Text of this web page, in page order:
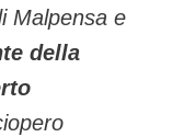
Malpensa e
della